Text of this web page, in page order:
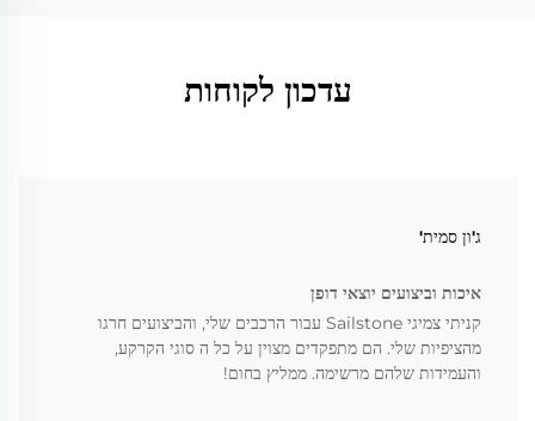
עדכון לקוחות
ג'ון סמית'
איכות וביצועים יוצאי דופן
קניתי צמיגי Sailstone עבור הרכבים שלי, והביצועים חרגו
מהציפיות שלי. הם מתפקדים מצוין על כל ה סוגי הקרקע,
והעמידות שלהם מרשימה. ממליץ בחום!